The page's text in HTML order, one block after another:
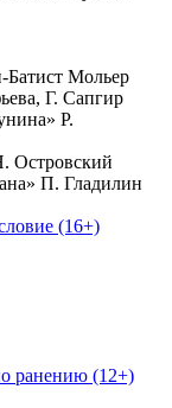
Мольер
Г. Сапгир
Р.
Островский
П. Гладилин
(16+)
ранению (12+)